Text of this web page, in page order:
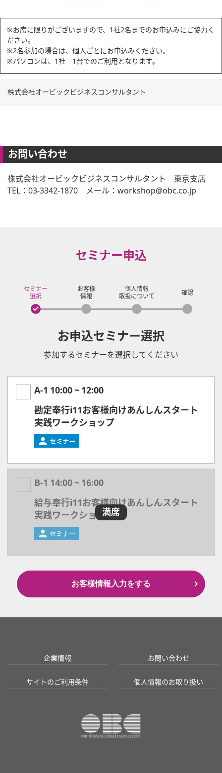
※お席に限りがございますので、1社2名までのお申込みにご協力く
ださい。
※2名参加の場合は、個人ごとにお申込みください。
※パソコンは、1社 1台でのご利用となります。
株式会社オービックビジネスコンサルタント
お問い合わせ
株式会社オービックビジネスコンサルタント 東京支店
TEL：03-3342-1870 メール：workshop@obc.co.jp
セミナー申込
セミナー
選択
お客様
情報
個人情報
取扱について
確認
お申込セミナー選択
参加するセミナーを選択してください
A-1 10:00 ~ 12:00
勘定奉行i11お客様向けあんしんスタート
実践ワークショップ
B-1 14:00 ~ 16:00
給与奉行i11お客様向けあんしんスタート
実践ワークショップ
満席
お客様情報入力をする
企業情報 お問い合わせ
サイトのご利用条件 個人情報のお取り扱い